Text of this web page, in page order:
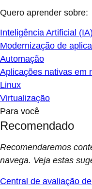
Quero aprender sobre:
Inteligência Artificial (IA)
Modernização de
Automação
Aplicações nativas em
Linux
Virtualização
Para você
Recomendado
Recomendaremos
navega. Veja estas
Central de avaliação